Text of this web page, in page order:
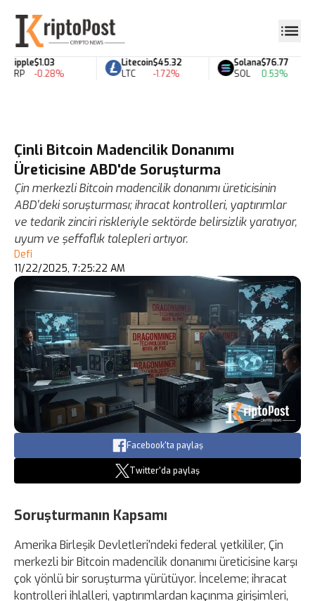
Ripple
XRP
$1.03
-0.28%
Litecoin
LTC
$45.32
-1.72%
Solana
SOL
$76.77
0.53%
Çinli Bitcoin Madencilik Donanımı
Üreticisine ABD'de Soruşturma
Çin merkezli Bitcoin madencilik donanımı üreticisinin
ABD'deki soruşturması; ihracat kontrolleri, yaptırımlar
ve tedarik zinciri riskleriyle sektörde belirsizlik yaratıyor,
uyum ve şeffaflık talepleri artıyor.
Defi
11/22/2025, 7:25:22 AM
Facebook'ta paylaş
Twitter'da paylaş
Soruşturmanın Kapsamı
Amerika Birleşik Devletleri'ndeki federal yetkililer, Çin
merkezli bir Bitcoin madencilik donanımı üreticisine karşı
çok yönlü bir soruşturma yürütüyor. İnceleme; ihracat
kontrolleri ihlalleri, yaptırımlardan kaçınma girişimleri,